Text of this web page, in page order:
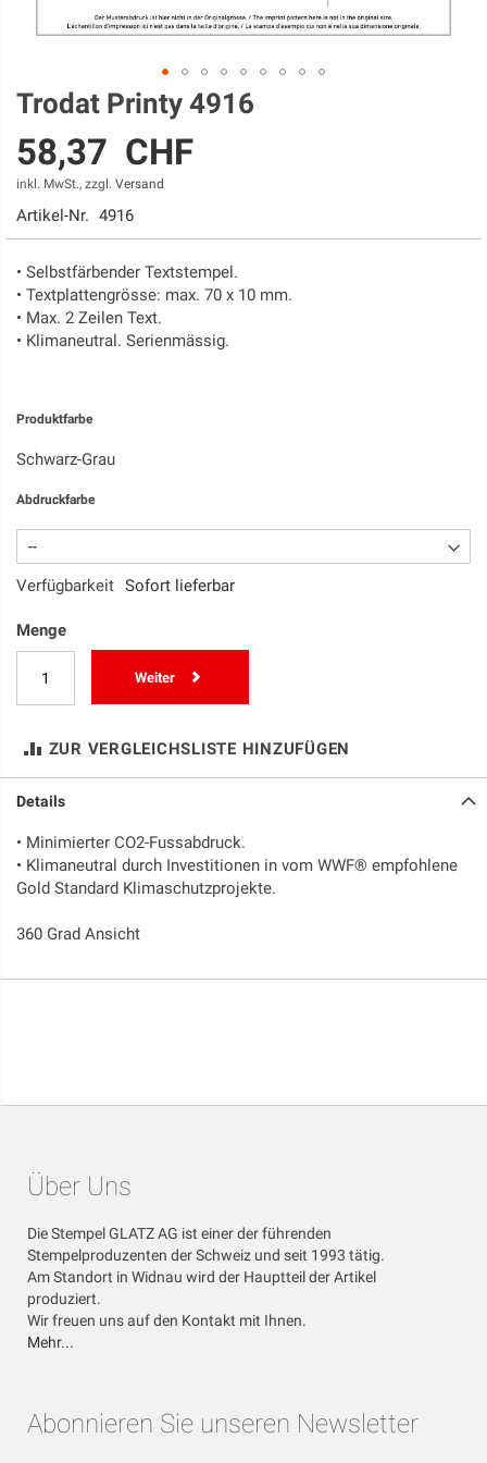
Zum
Anfang
der
Bildgalerie
springen
Trodat Printy 4916
58,37 CHF
inkl. MwSt., zzgl. Versand
Artikel-Nr. 4916
• Selbstfärbender Textstempel.
• Textplattengrösse: max. 70 x 10 mm.
• Max. 2 Zeilen Text.
• Klimaneutral. Serienmässig.
Produktfarbe
Schwarz-Grau
Abdruckfarbe
Verfügbarkeit Sofort lieferbar
Menge
Weiter
ZUR VERGLEICHSLISTE HINZUFÜGEN
Details
• Minimierter CO2-Fussabdruck.
• Klimaneutral durch Investitionen in vom WWF® empfohlene
Gold Standard Klimaschutzprojekte.
360 Grad Ansicht
Über Uns
Die Stempel GLATZ AG ist einer der führenden
Stempelproduzenten der Schweiz und seit 1993 tätig.
Am Standort in Widnau wird der Hauptteil der Artikel
produziert.
Wir freuen uns auf den Kontakt mit Ihnen.
Mehr...
Abonnieren Sie unseren Newsletter